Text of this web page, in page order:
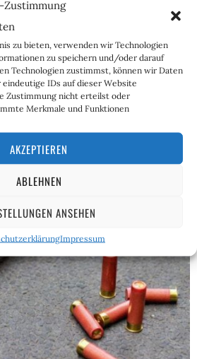
Zustimmung
zu bieten, verwenden wir Technologien
zu speichern und/oder darauf
Technologien zustimmst, können wir Daten
IDs auf dieser Website
Zustimmung nicht erteilst oder
Merkmale und Funktionen
AKZEPTIEREN
ABLEHNEN
ANSEHEN
Impressum
Boßdorf
mitsamt seinen „Turbulenzen“
mit teils
wie Schwerverletzten,
und Rettungskräften, Bränden